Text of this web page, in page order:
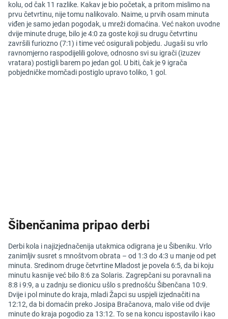
kolu, od čak 11 razlike. Kakav je bio početak, a pritom mislimo na
prvu četvrtinu, nije tomu nalikovalo. Naime, u prvih osam minuta
viđen je samo jedan pogodak, u mreži domaćina. Već nakon uvodne
dvije minute druge, bilo je 4:0 za goste koji su drugu četvrtinu
završili furiozno (7:1) i time već osigurali pobjedu. Jugaši su vrlo
ravnomjerno raspodijelili golove, odnosno svi su igrači (izuzev
vratara) postigli barem po jedan gol. U biti, čak je 9 igrača
pobjedničke momčadi postiglo upravo toliko, 1 gol.
Šibenčanima pripao derbi
Derbi kola i najizjednačenija utakmica odigrana je u Šibeniku. Vrlo
zanimljiv susret s mnoštvom obrata – od 1:3 do 4:3 u manje od pet
minuta. Sredinom druge četvrtine Mladost je povela 6:5, da bi koju
minutu kasnije već bilo 8:6 za Solaris. Zagrepčani su poravnali na
8:8 i 9:9, a u zadnju se dionicu ušlo s prednošću Šibenčana 10:9.
Dvije i pol minute do kraja, mladi Žapci su uspjeli izjednačiti na
12:12, da bi domaćin preko Josipa Bračanova, malo više od dvije
minute do kraja pogodio za 13:12. To se na koncu ispostavilo i kao